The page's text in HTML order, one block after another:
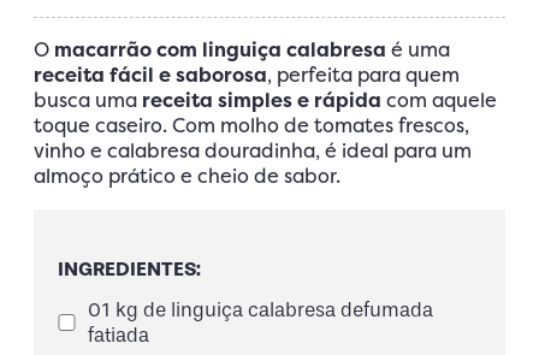
O macarrão com linguiça calabresa é uma
receita fácil e saborosa, perfeita para quem
busca uma receita simples e rápida com aquele
toque caseiro. Com molho de tomates frescos,
vinho e calabresa douradinha, é ideal para um
almoço prático e cheio de sabor.
INGREDIENTES:
01 kg de linguiça calabresa defumada
fatiada